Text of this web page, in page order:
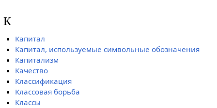
К
Капитал
Капитал, используемые символьные обозначения
Капитализм
Качество
Классификация
Классовая борьба
Классы